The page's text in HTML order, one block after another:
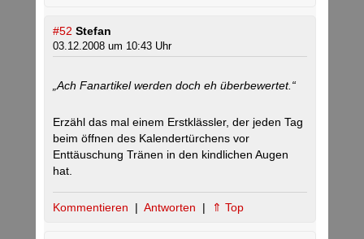
#52 Stefan
03.12.2008 um 10:43 Uhr
„Ach Fanartikel werden doch eh überbewertet.“
Erzähl das mal einem Erstklässler, der jeden Tag
beim öffnen des Kalendertürchens vor
Enttäuschung Tränen in den kindlichen Augen
hat.
Kommentieren | Antworten | ⇑ Top